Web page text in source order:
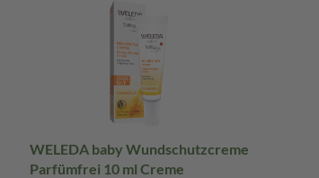
WELEDA baby Wundschutzcreme
Parfümfrei 10 ml Creme